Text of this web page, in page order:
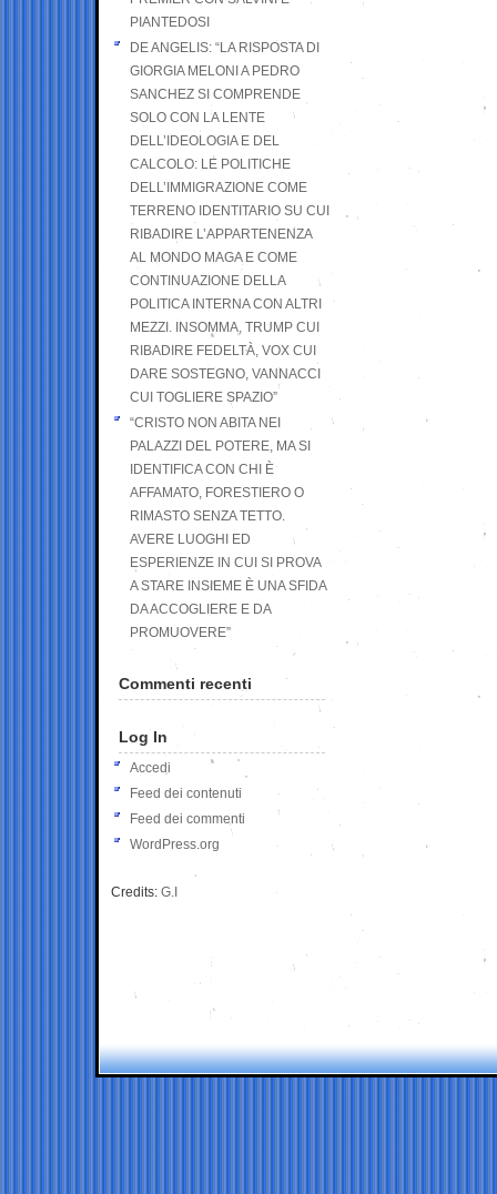
PIANTEDOSI
DE ANGELIS: “LA RISPOSTA DI
GIORGIA MELONI A PEDRO
SANCHEZ SI COMPRENDE
SOLO CON LA LENTE
DELL’IDEOLOGIA E DEL
CALCOLO: LE POLITICHE
DELL’IMMIGRAZIONE COME
TERRENO IDENTITARIO SU CUI
RIBADIRE L’APPARTENENZA
AL MONDO MAGA E COME
CONTINUAZIONE DELLA
POLITICA INTERNA CON ALTRI
MEZZI. INSOMMA, TRUMP CUI
RIBADIRE FEDELTÀ, VOX CUI
DARE SOSTEGNO, VANNACCI
CUI TOGLIERE SPAZIO”
“CRISTO NON ABITA NEI
PALAZZI DEL POTERE, MA SI
IDENTIFICA CON CHI È
AFFAMATO, FORESTIERO O
RIMASTO SENZA TETTO.
AVERE LUOGHI ED
ESPERIENZE IN CUI SI PROVA
A STARE INSIEME È UNA SFIDA
DA ACCOGLIERE E DA
PROMUOVERE”
Commenti recenti
Log In
Accedi
Feed dei contenuti
Feed dei commenti
WordPress.org
Credits: G.I